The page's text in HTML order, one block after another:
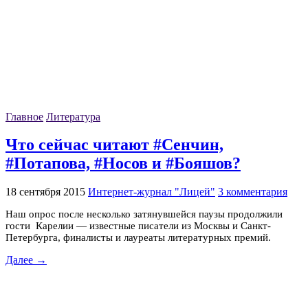
Главное Литература
Что сейчас читают #Сенчин,
#Потапова, #Носов и #Бояшов?
18 сентября 2015 Интернет-журнал "Лицей" 3 комментария
Наш опрос после несколько затянувшейся паузы продолжили
гости Карелии — известные писатели из Москвы и Санкт-
Петербурга, финалисты и лауреаты литературных премий.
Далее →